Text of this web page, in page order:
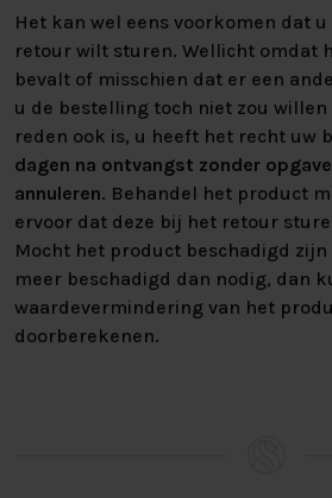
Het kan wel eens voorkomen dat
retour wilt sturen. Wellicht omdat
bevalt of misschien dat er een
u de bestelling toch niet zou willen
reden ook is, u heeft het recht uw
dagen na ontvangst zonder
annuleren. Behandel het product
ervoor dat deze bij het retour
Mocht het product beschadigd
meer beschadigd dan nodig, dan
waardevermindering van het
doorberekenen.